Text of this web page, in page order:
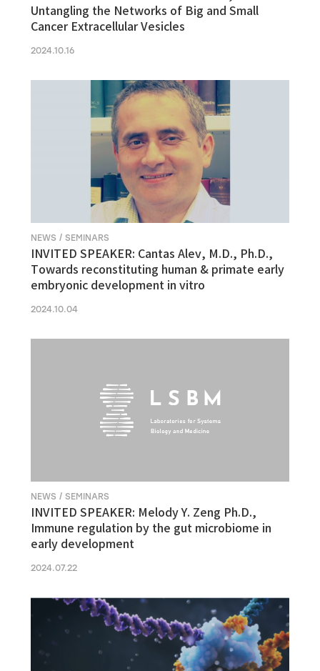
Untangling the Networks of Big and Small
Cancer Extracellular Vesicles
2024.10.16
NEWS / SEMINARS
INVITED SPEAKER: Cantas Alev, M.D., Ph.D.,
Towards reconstituting human & primate early
embryonic development in vitro
2024.10.04
NEWS / SEMINARS
INVITED SPEAKER: Melody Y. Zeng Ph.D.,
Immune regulation by the gut microbiome in
early development
2024.07.22